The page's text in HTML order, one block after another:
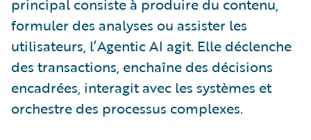
principal consiste à produire du contenu,
formuler des analyses ou assister les
utilisateurs, l’Agentic AI agit. Elle déclenche
des transactions, enchaîne des décisions
encadrées, interagit avec les systèmes et
orchestre des processus complexes.